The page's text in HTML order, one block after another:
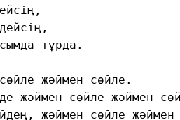
тұрда.
жәймен сөйле.
жәймен сөйле жәймен
жәймен сөйле